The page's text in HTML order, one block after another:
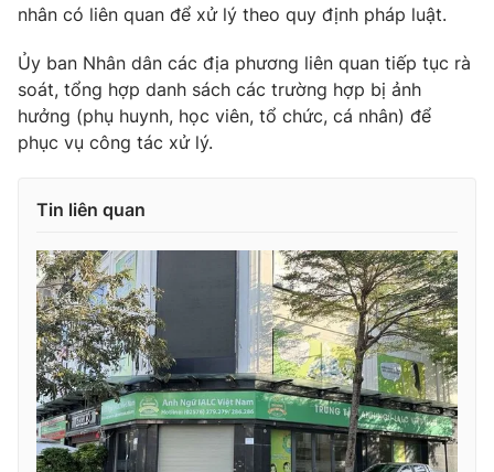
THỜI BÁO VTV
Cơ quan chủ quản:Đài Truyền hình Việt Nam
Cơ quan báo chí:Thời báo VTV
Giấy phép hoạt động báo in và báo điện tử số 483/GP-BTTTT
cấp ngày 29/12/2023
Tổng Biên tập:Vũ Thanh Thủy
Phó Tổng Biên tập:Nguyễn Thị Mỹ Hạnh, Phạm Quốc Thắng,
Nguyễn Trọng Ninh
Tổng đài VTV: 024.38 355 931 - 024.38 355 932
nhân có liên quan để xử lý theo quy định pháp luật.
Ủy ban Nhân dân các địa phương liên quan tiếp tục rà
soát, tổng hợp danh sách các trường hợp bị ảnh
hưởng (phụ huynh, học viên, tổ chức, cá nhân) để
phục vụ công tác xử lý.
Tin liên quan